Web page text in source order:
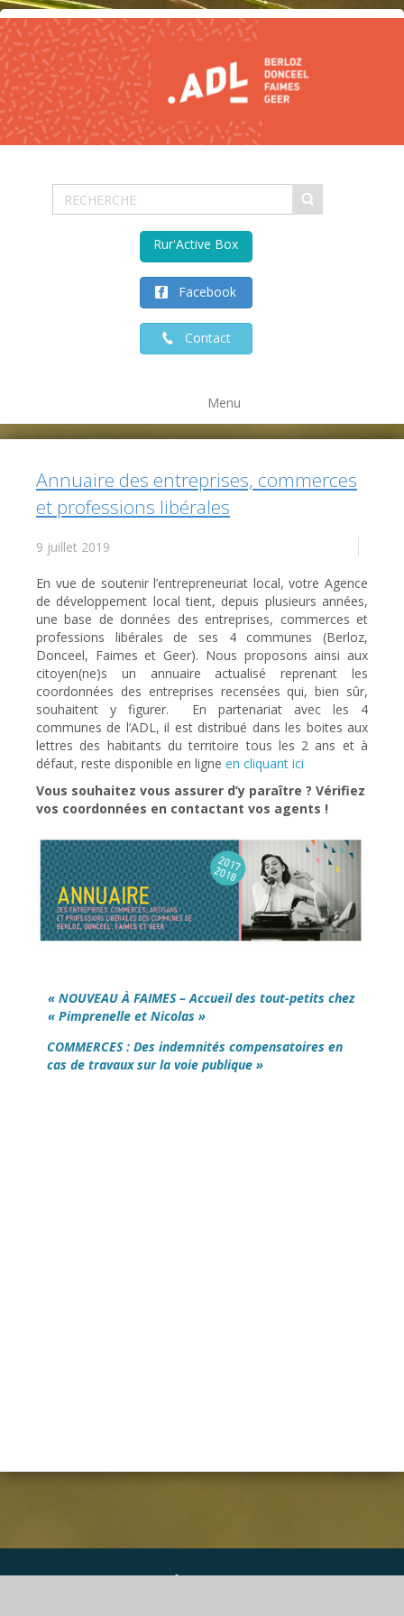
Facebook
Contact
Rur'Active Box
Menu
Annuaire des entreprises, commerces
et professions libérales
9 juillet 2019
En vue de soutenir l’entrepreneuriat local, votre Agence
de développement local tient, depuis plusieurs années,
une base de données des entreprises, commerces et
professions libérales de ses 4 communes (Berloz,
Donceel, Faimes et Geer). Nous proposons ainsi aux
citoyen(ne)s un annuaire actualisé reprenant les
coordonnées des entreprises recensées qui, bien sûr,
souhaitent y figurer. En partenariat avec les 4
communes de l’ADL, il est distribué dans les boites aux
lettres des habitants du territoire tous les 2 ans et à
défaut, reste disponible en ligne en cliquant ici
Vous souhaitez vous assurer d’y paraître ? Vérifiez
vos coordonnées en contactant vos agents !
« NOUVEAU À FAIMES – Accueil des tout-petits chez
« Pimprenelle et Nicolas »
COMMERCES : Des indemnités compensatoires en
cas de travaux sur la voie publique »
DGS Informatique SPRL